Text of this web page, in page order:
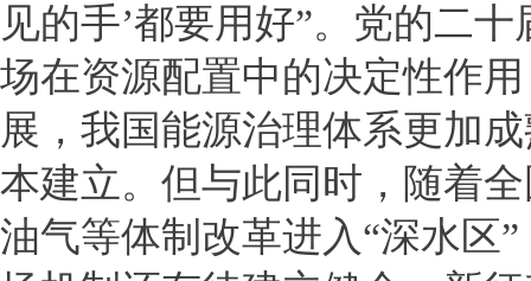
见的手’都要用好”。党的二
场在资源配置中的决定性作
展，我国能源治理体系更加
本建立。但与此同时，随着
油气等体制改革进入“深水区